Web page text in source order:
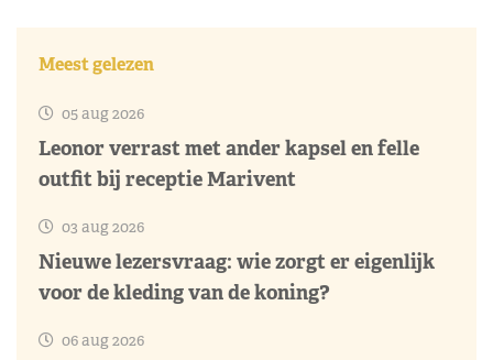
Meest gelezen
05 aug 2026
Leonor verrast met ander kapsel en felle
outfit bij receptie Marivent
03 aug 2026
Nieuwe lezersvraag: wie zorgt er eigenlijk
voor de kleding van de koning?
06 aug 2026